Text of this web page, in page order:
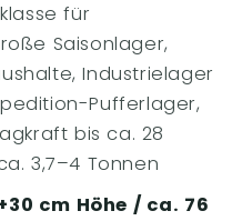
für
Saisonlager,
Industrielager
Pufferlager,
bis ca. 28
3,7–4 Tonnen
cm Höhe / ca. 76